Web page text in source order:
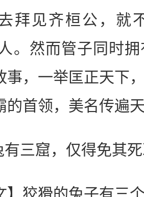
拜见齐桓公，就
。然而管子同时
事，一举匡正天下
的首领，美名传遍
窟，仅得免其死